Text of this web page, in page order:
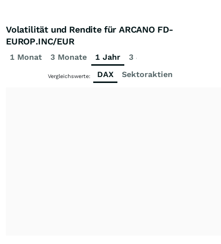
Volatilität und Rendite für ARCANO FD-
EUROP.INC/EUR
1 Monat 3 Monate 1 Jahr 3 Jahre
Vergleichswerte: DAX Sektoraktien